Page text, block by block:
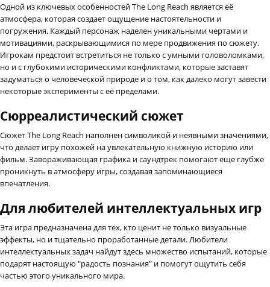
Одной из ключевых особенностей The Long Reach является её
атмосфера, которая создает ощущение настоятельности и
погружения. Каждый персонаж наделен уникальными чертами и
мотивациями, раскрывающимися по мере продвижения по сюжету.
Игрокам предстоит встретиться не только с умными головоломками,
но и с глубокими историческими конфликтами, которые заставят
задуматься о человеческой природе и о том, как далеко могут завести
некоторые эксперименты с её пределами.
Сюрреалистический сюжет
Сюжет The Long Reach наполнен символикой и неявными значениями,
что делает игру похожей на увлекательную книжную историю или
фильм. Завораживающая графика и саундтрек помогают еще глубже
проникнуть в атмосферу игры, создавая запоминающиеся
впечатления.
Для любителей интеллектуальных игр
Эта игра предназначена для тех, кто ценит не только визуальные
эффекты, но и тщательно проработанные детали. Любители
интеллектуальных задач найдут здесь множество испытаний, которые
подарят настоящую "радость познания" и помогут ощутить себя
частью этого уникального мира.